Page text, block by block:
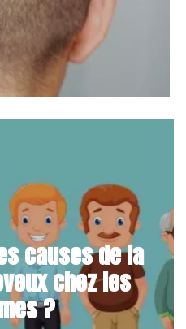
causes de la
chez les
?